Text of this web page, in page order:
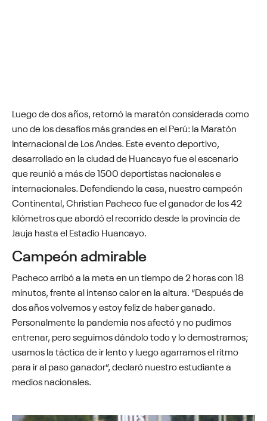
Luego de dos años, retornó la maratón considerada como
uno de los desafíos más grandes en el Perú: la Maratón
Internacional de Los Andes. Este evento deportivo,
desarrollado en la ciudad de Huancayo fue el escenario
que reunió a más de 1500 deportistas nacionales e
internacionales. Defendiendo la casa, nuestro campeón
Continental, Christian Pacheco fue el ganador de los 42
kilómetros que abordó el recorrido desde la provincia de
Jauja hasta el Estadio Huancayo.
Campeón admirable
Pacheco arribó a la meta en un tiempo de 2 horas con 18
minutos, frente al intenso calor en la altura. “Después de
dos años volvemos y estoy feliz de haber ganado.
Personalmente la pandemia nos afectó y no pudimos
entrenar, pero seguimos dándolo todo y lo demostramos;
usamos la táctica de ir lento y luego agarramos el ritmo
para ir al paso ganador”, declaró nuestro estudiante a
medios nacionales.